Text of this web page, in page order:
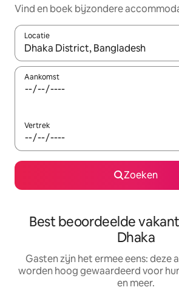
Vind en boek bijzondere
Locatie
Wanneer er suggesties beschikbaar
Aankomst
Vertrek
Zoeken
Best beoordeelde
Dhaka
Gasten zijn het ermee eens: deze
worden hoog gewaardeerd voor
en meer.